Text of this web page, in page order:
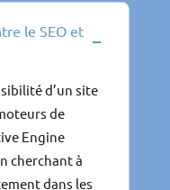
le SEO et −
d’un site
de
Engine
cherchant à
dans les